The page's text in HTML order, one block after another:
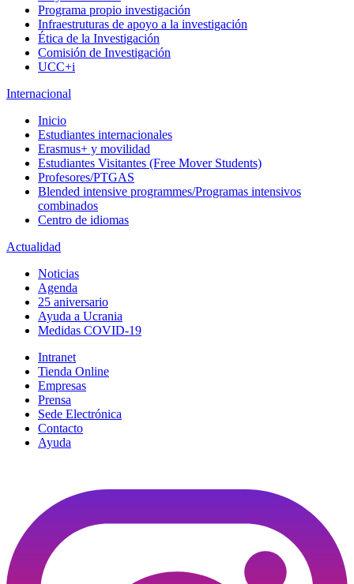
Programa propio investigación
Infraestruturas de apoyo a la investigación
Ética de la Investigación
Comisión de Investigación
UCC+i
Internacional
Inicio
Estudiantes internacionales
Erasmus+ y movilidad
Estudiantes Visitantes (Free Mover Students)
Profesores/PTGAS
Blended intensive programmes/Programas intensivos
combinados
Centro de idiomas
Actualidad
Noticias
Agenda
25 aniversario
Ayuda a Ucrania
Medidas COVID-19
Intranet
Tienda Online
Empresas
Prensa
Sede Electrónica
Contacto
Ayuda